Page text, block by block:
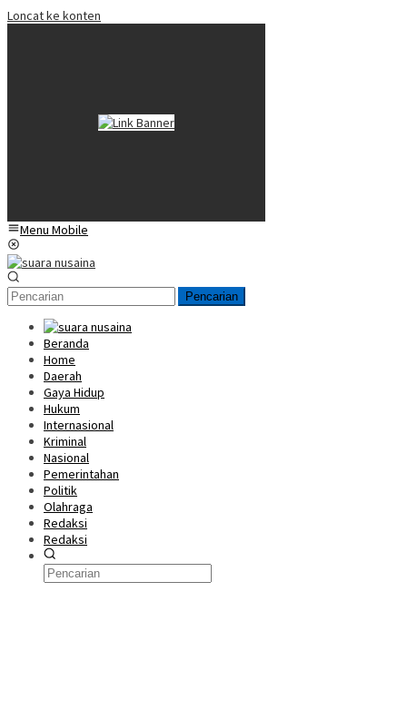
Loncat ke konten
Menu Mobile
Pencarian
Beranda
Home
Daerah
Gaya Hidup
Hukum
Internasional
Kriminal
Nasional
Pemerintahan
Politik
Olahraga
Redaksi
Redaksi